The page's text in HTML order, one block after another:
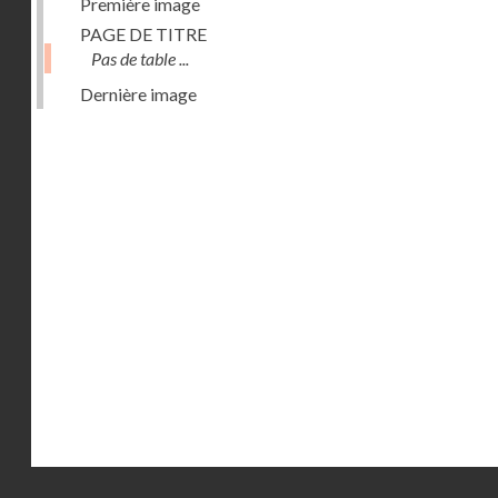
PAGE DE TITRE
Pas de table ...
Dernière image